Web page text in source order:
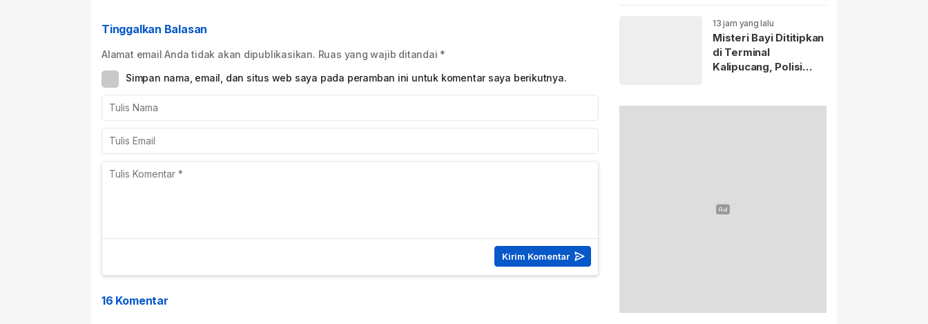
Turun Tangan
Tinggalkan Balasan
Alamat email Anda tidak akan dipublikasikan. Ruas yang wajib ditandai *
Simpan nama, email, dan situs web saya pada peramban ini untuk komentar saya berikutnya.
16 Komentar
13 jam yang lalu
Misteri Bayi Dititipkan
di Terminal
Kalipucang, Polisi